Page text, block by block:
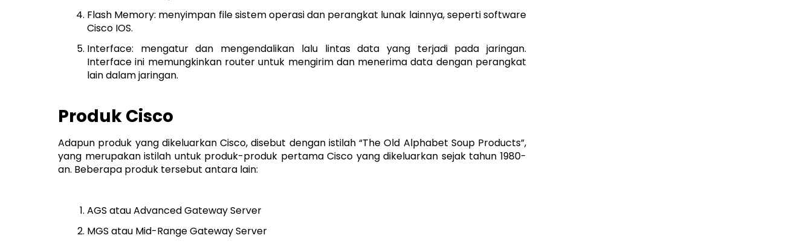
Flash Memory: menyimpan file sistem operasi dan perangkat lunak lainnya, seperti software
Cisco IOS.
Interface: mengatur dan mengendalikan lalu lintas data yang terjadi pada jaringan.
Interface ini memungkinkan router untuk mengirim dan menerima data dengan perangkat
lain dalam jaringan.
Produk Cisco
Adapun produk yang dikeluarkan Cisco, disebut dengan istilah “The Old Alphabet Soup Products”,
yang merupakan istilah untuk produk-produk pertama Cisco yang dikeluarkan sejak tahun 1980-
an. Beberapa produk tersebut antara lain:
AGS atau Advanced Gateway Server
MGS atau Mid-Range Gateway Server